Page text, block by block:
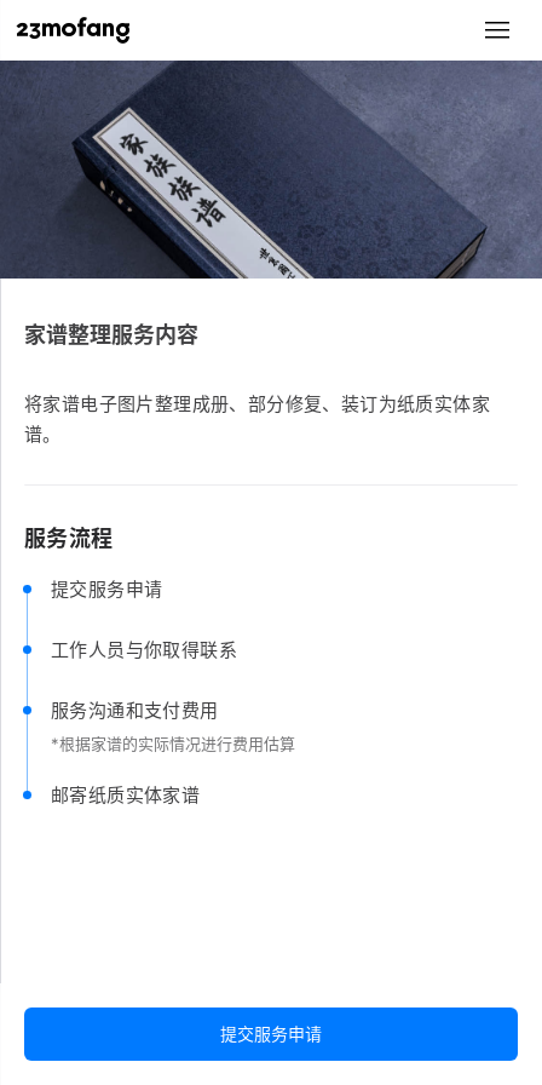
家谱整理服务内容
将家谱电子图片整理成册、部分修复、装订为纸质实体家
谱。
服务流程
提交服务申请
工作人员与你取得联系
服务沟通和支付费用
*根据家谱的实际情况进行费用估算
邮寄纸质实体家谱
提交服务申请